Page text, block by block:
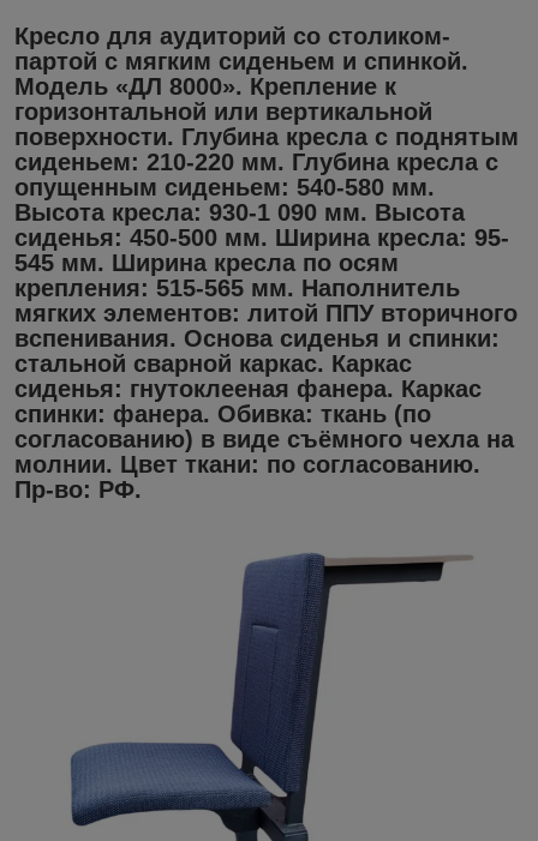
Кресло для аудиторий со столиком-
партой с мягким сиденьем и спинкой.
Модель «ДЛ 8000». Крепление к
горизонтальной или вертикальной
поверхности. Глубина кресла с поднятым
сиденьем: 210-220 мм. Глубина кресла с
опущенным сиденьем: 540-580 мм.
Высота кресла: 930-1 090 мм. Высота
сиденья: 450-500 мм. Ширина кресла: 95-
545 мм. Ширина кресла по осям
крепления: 515-565 мм. Наполнитель
мягких элементов: литой ППУ вторичного
вспенивания. Основа сиденья и спинки:
стальной сварной каркас. Каркас
сиденья: гнутоклееная фанера. Каркас
спинки: фанера. Обивка: ткань (по
согласованию) в виде съёмного чехла на
молнии. Цвет ткани: по согласованию.
Пр-во: РФ.